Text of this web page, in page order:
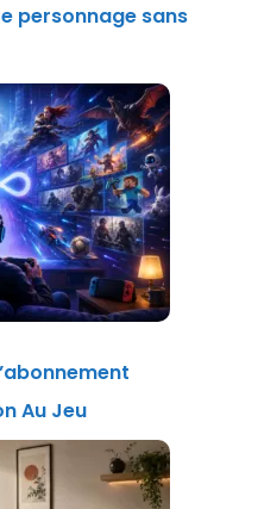
personnage sans
Au Jeu